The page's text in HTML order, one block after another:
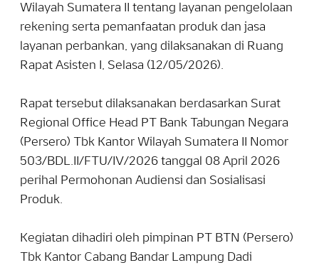
Wilayah Sumatera II tentang layanan pengelolaan
rekening serta pemanfaatan produk dan jasa
layanan perbankan, yang dilaksanakan di Ruang
Rapat Asisten I, Selasa (12/05/2026).
Rapat tersebut dilaksanakan berdasarkan Surat
Regional Office Head PT Bank Tabungan Negara
(Persero) Tbk Kantor Wilayah Sumatera II Nomor
503/BDL.II/FTU/IV/2026 tanggal 08 April 2026
perihal Permohonan Audiensi dan Sosialisasi
Produk.
Kegiatan dihadiri oleh pimpinan PT BTN (Persero)
Tbk Kantor Cabang Bandar Lampung Dadi